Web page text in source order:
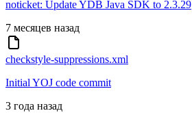
noticket: Update YDB Java SDK to 2.3.29
7 месяцев назад
checkstyle-suppressions.xml
Initial YOJ code commit
3 года назад